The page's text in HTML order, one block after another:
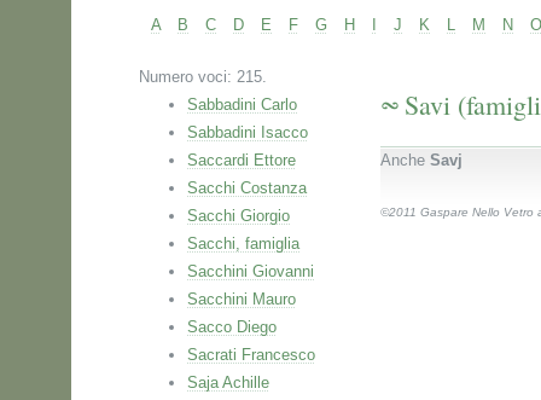
A B C D E F G H J K L M N O
Numero voci: 215.
Sabbadini Carlo
Sabbadini Isacco
Saccardi Ettore
Sacchi Costanza
Sacchi Giorgio
Sacchi, famiglia
Sacchini Giovanni
Sacchini Mauro
Sacco Diego
Sacrati Francesco
Saja Achille
Savi
Anche Savj
©2011 Gaspare Nello Vetro